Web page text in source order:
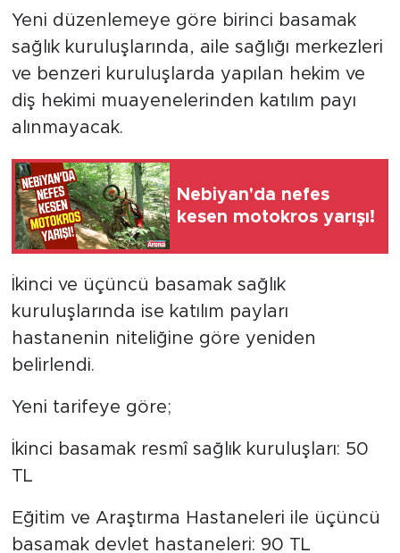
Yeni düzenlemeye göre birinci basamak
sağlık kuruluşlarında, aile sağlığı merkezleri
ve benzeri kuruluşlarda yapılan hekim ve
diş hekimi muayenelerinden katılım payı
alınmayacak.
Nebiyan'da nefes
kesen motokros yarışı!
İkinci ve üçüncü basamak sağlık
kuruluşlarında ise katılım payları
hastanenin niteliğine göre yeniden
belirlendi.
Yeni tarifeye göre;
İkinci basamak resmî sağlık kuruluşları: 50
TL
Eğitim ve Araştırma Hastaneleri ile üçüncü
basamak devlet hastaneleri: 90 TL